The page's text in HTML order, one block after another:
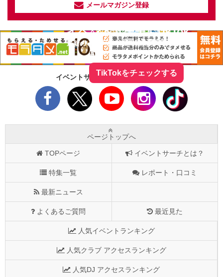
メールマガジン登録
イベントサーチ - TikTok
最新のイベント情報やお得なクーポン
人気のお店を動画で配信中！
気になる今話題の人気情報も
まとめてTikTokでチェックしよう！
TikTokをチェックする
イベントサーチをフォローしよう！
ページトップへ
TOPページ イベントサーチとは？
特集一覧 レポート・口コミ
最新ニュース
よくあるご質問 最近見た
人気イベントランキング
人気クラブ アクセスランキング
人気DJ アクセスランキング